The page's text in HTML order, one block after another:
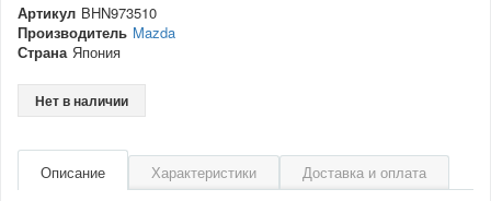
Артикул BHN973510
Производитель Mazda
Страна Япония
Нет в наличии
Описание Характеристики Доставка и оплата